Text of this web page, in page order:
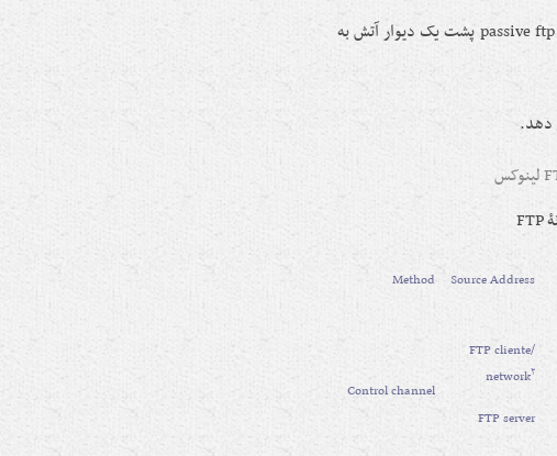
اگر یک دیوار آتش اجازۀ برقراری ارتباط به اینترنت را بدهد، آنگاه passive ftp پشت یک دیوار آتش به
Source Address
Method
FTP cliente/
network۲
Control channel
FTP server